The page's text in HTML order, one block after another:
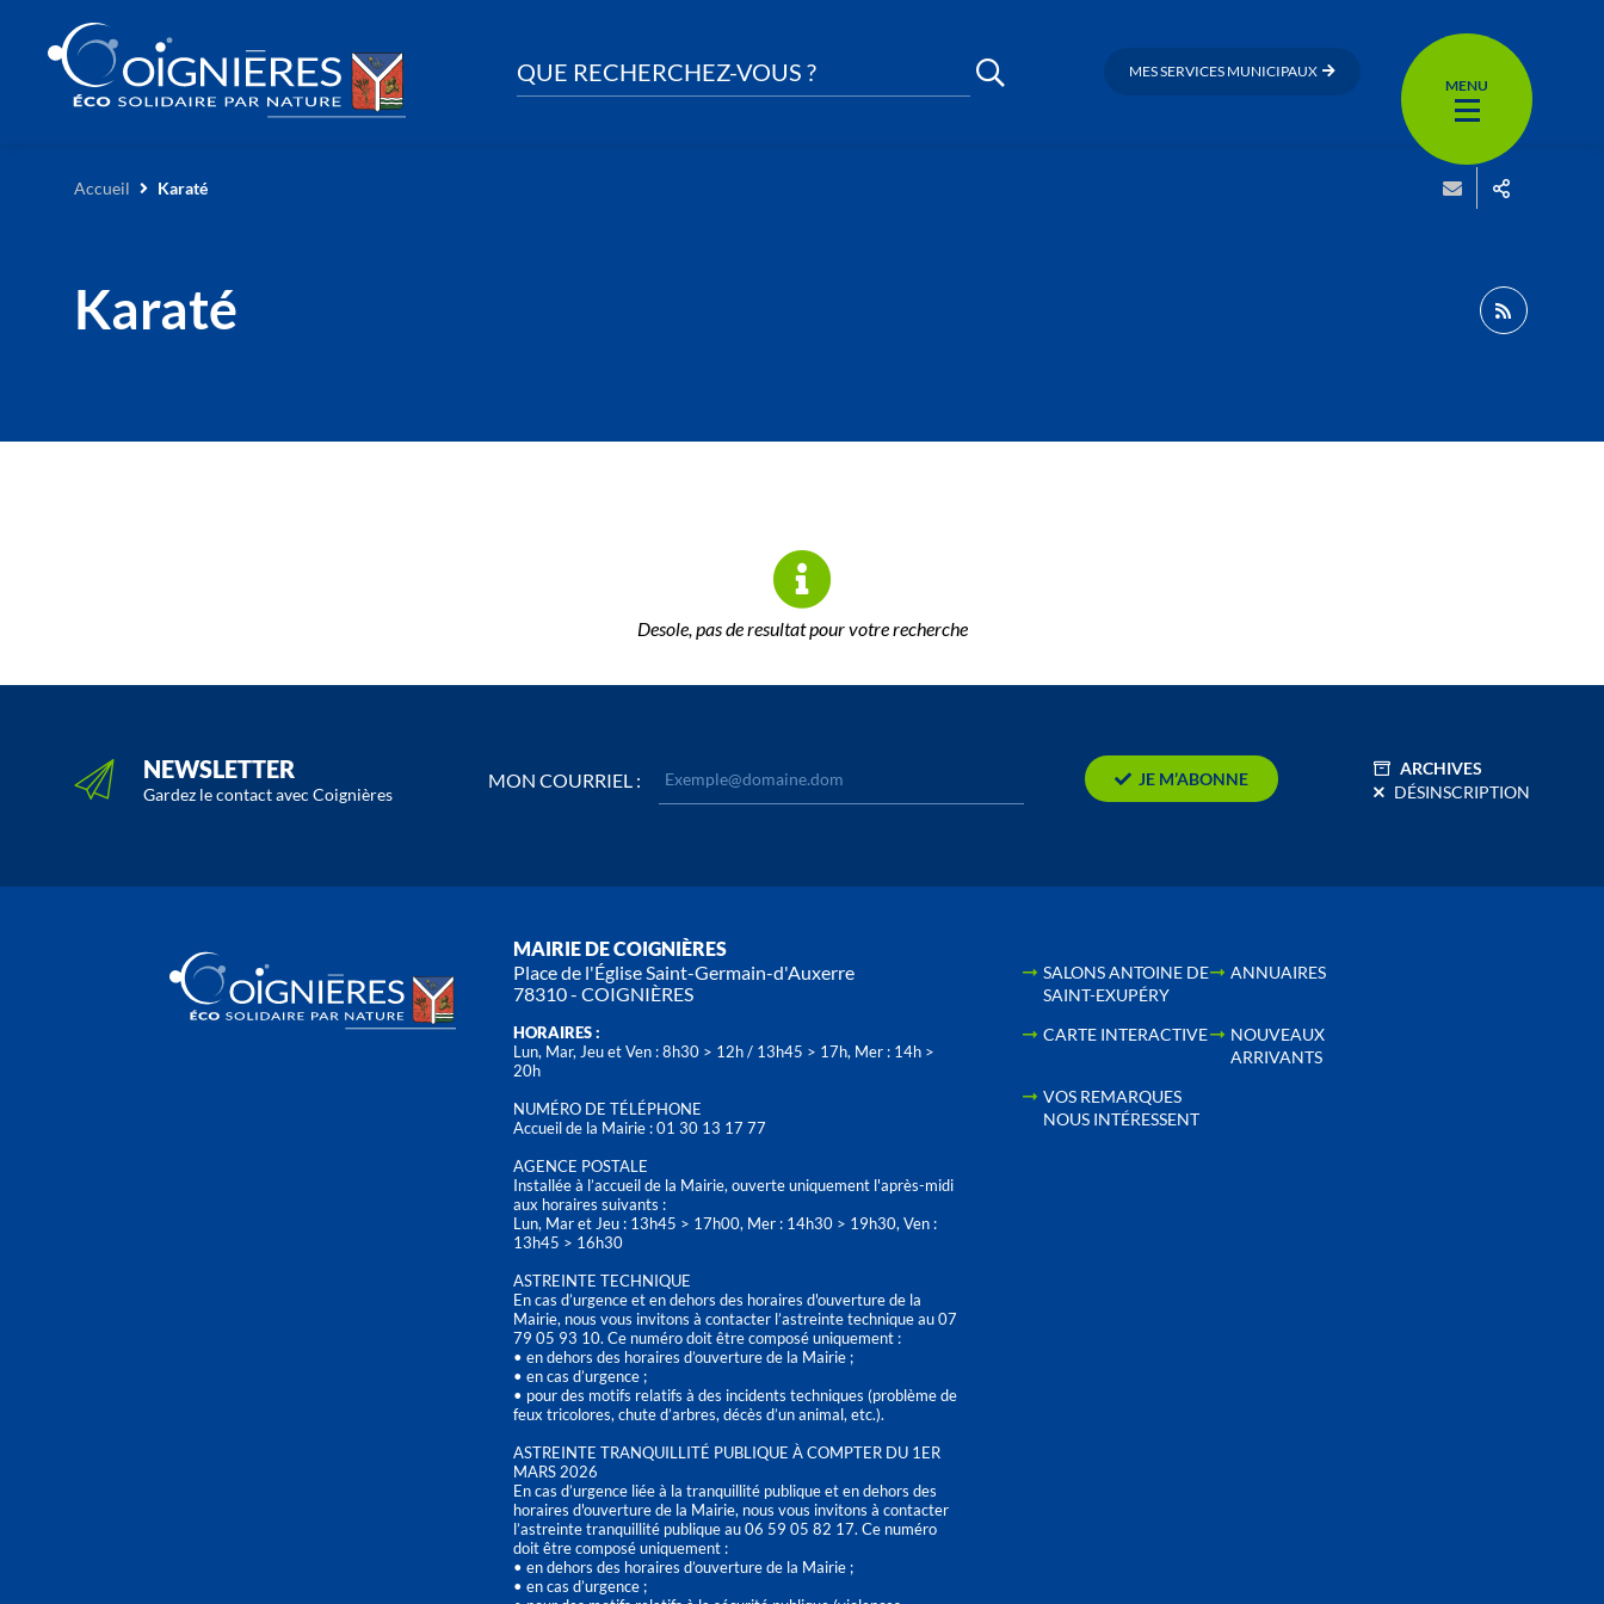
QUE RECHERCHEZ-VOUS ? MES SERVICES MUNICIPAUX
MENU
Accueil Karaté
Karaté
Desole, pas de resultat pour votre recherche
NEWSLETTER
Gardez le contact avec Coignières
MON COURRIEL : JE M’ABONNE
ARCHIVES
DÉSINSCRIPTION
MAIRIE DE COIGNIÈRES
Place de l'Église Saint-Germain-d'Auxerre
78310 - COIGNIÈRES
HORAIRES :
Lun, Mar, Jeu et Ven : 8h30 > 12h / 13h45 > 17h, Mer : 14h >
20h
NUMÉRO DE TÉLÉPHONE
Accueil de la Mairie : 01 30 13 17 77
AGENCE POSTALE
Installée à l’accueil de la Mairie, ouverte uniquement l'après-midi
aux horaires suivants :
Lun, Mar et Jeu : 13h45 > 17h00, Mer : 14h30 > 19h30, Ven :
13h45 > 16h30
ASTREINTE TECHNIQUE
En cas d’urgence et en dehors des horaires d'ouverture de la
Mairie, nous vous invitons à contacter l’astreinte technique au 07
79 05 93 10. Ce numéro doit être composé uniquement :
• en dehors des horaires d’ouverture de la Mairie ;
• en cas d’urgence ;
• pour des motifs relatifs à des incidents techniques (problème de
feux tricolores, chute d’arbres, décès d’un animal, etc.).
ASTREINTE TRANQUILLITÉ PUBLIQUE À COMPTER DU 1ER
MARS 2026
En cas d’urgence liée à la tranquillité publique et en dehors des
horaires d'ouverture de la Mairie, nous vous invitons à contacter
l’astreinte tranquillité publique au 06 59 05 82 17. Ce numéro
doit être composé uniquement :
• en dehors des horaires d’ouverture de la Mairie ;
• en cas d’urgence ;
SALONS ANTOINE DE
SAINT-EXUPÉRY
ANNUAIRES
CARTE INTERACTIVE
NOUVEAUX
ARRIVANTS
VOS REMARQUES
NOUS INTÉRESSENT